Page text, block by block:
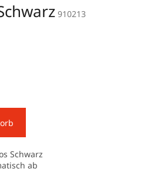
910213
Schwarz
ab